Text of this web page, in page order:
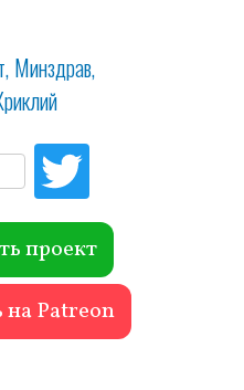
Минздрав
r
проект
Patreon